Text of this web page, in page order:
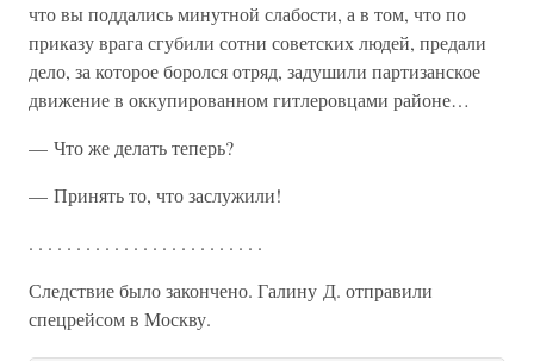
что вы поддались минутной слабости, а в том, что по
приказу врага сгубили сотни советских людей, предали
дело, за которое боролся отряд, задушили партизанское
движение в оккупированном гитлеровцами районе…
— Что же делать теперь?
— Принять то, что заслужили!
. . . . . . . . . . . . . . . . . . . . . . . . .
Следствие было закончено. Галину Д. отправили
спецрейсом в Москву.